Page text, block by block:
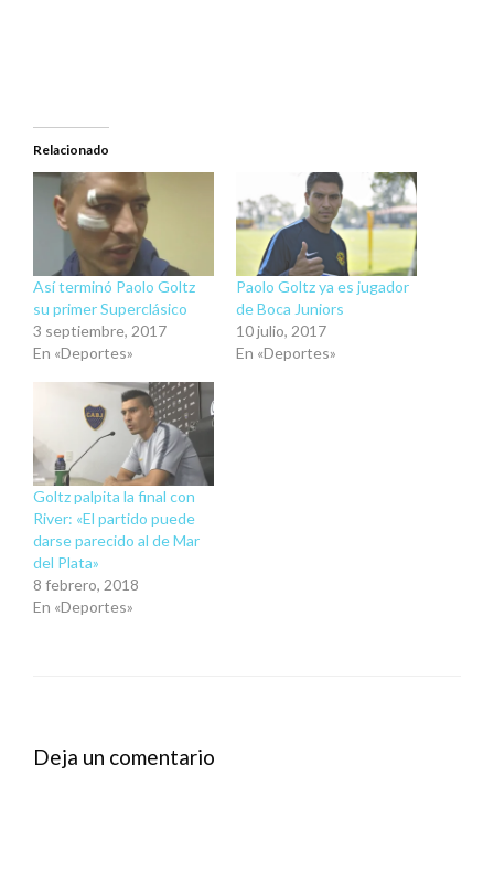
Relacionado
Así terminó Paolo Goltz
su primer Superclásico
3 septiembre, 2017
En «Deportes»
Paolo Goltz ya es jugador
de Boca Juniors
10 julio, 2017
En «Deportes»
Goltz palpita la final con
River: «El partido puede
darse parecido al de Mar
del Plata»
8 febrero, 2018
En «Deportes»
Deja un comentario